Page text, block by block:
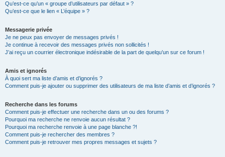
Qu’est-ce qu’un « groupe d’utilisateurs par défaut » ?
Qu’est-ce que le lien « L’équipe » ?
Messagerie privée
Je ne peux pas envoyer de messages privés !
Je continue à recevoir des messages privés non sollicités !
J’ai reçu un courrier électronique indésirable de la part de quelqu’un sur ce forum !
Amis et ignorés
À quoi sert ma liste d’amis et d’ignorés ?
Comment puis-je ajouter ou supprimer des utilisateurs de ma liste d’amis et d’ignorés ?
Recherche dans les forums
Comment puis-je effectuer une recherche dans un ou des forums ?
Pourquoi ma recherche ne renvoie aucun résultat ?
Pourquoi ma recherche renvoie à une page blanche ?!
Comment puis-je rechercher des membres ?
Comment puis-je retrouver mes propres messages et sujets ?